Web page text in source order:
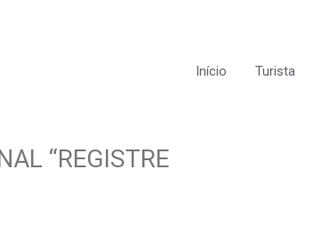
Início Turista
“REGISTRE